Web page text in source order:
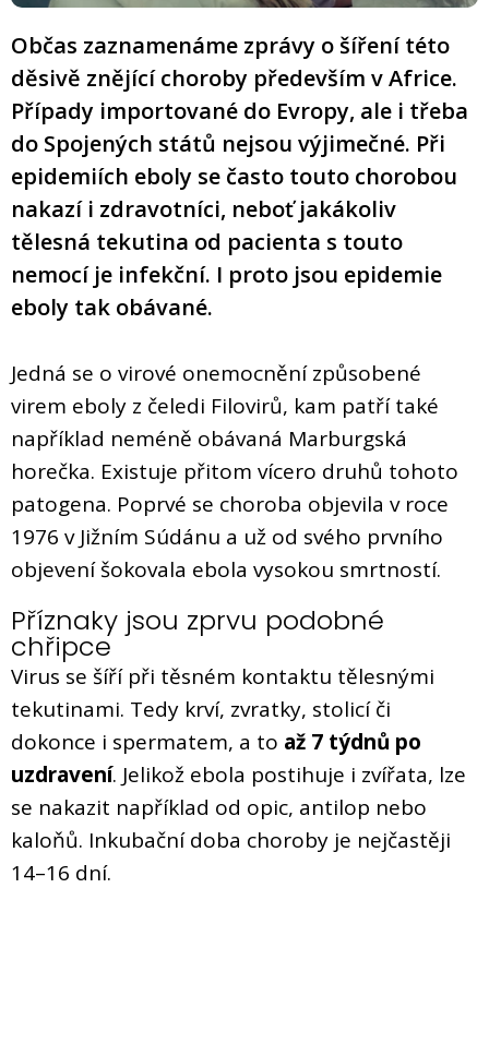
Občas zaznamenáme zprávy o šíření této
děsivě znějící choroby především v Africe.
Případy importované do Evropy, ale i třeba
do Spojených států nejsou výjimečné. Při
epidemiích eboly se často touto chorobou
nakazí i zdravotníci, neboť jakákoliv
tělesná tekutina od pacienta s touto
nemocí je infekční. I proto jsou epidemie
eboly tak obávané.
Jedná se o virové onemocnění způsobené
virem eboly z čeledi Filovirů, kam patří také
například neméně obávaná Marburgská
horečka. Existuje přitom vícero druhů tohoto
patogena. Poprvé se choroba objevila v roce
1976 v Jižním Súdánu a už od svého prvního
objevení šokovala ebola vysokou smrtností.
Příznaky jsou zprvu podobné
chřipce
Virus se šíří při těsném kontaktu tělesnými
tekutinami. Tedy krví, zvratky, stolicí či
dokonce i spermatem, a to až 7 týdnů po
uzdravení. Jelikož ebola postihuje i zvířata, lze
se nakazit například od opic, antilop nebo
kaloňů. Inkubační doba choroby je nejčastěji
14–16 dní.